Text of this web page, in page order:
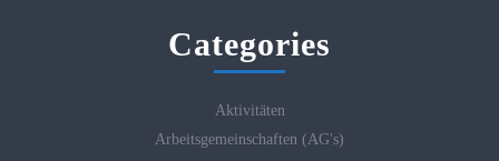
Categories
Aktivitäten
Arbeitsgemeinschaften (AG's)